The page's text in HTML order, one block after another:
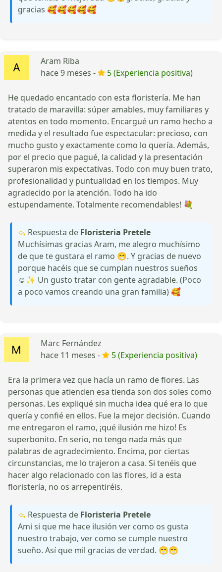
gracias 🥰🥰🥰🥰🥰
Aram Riba
hace 9 meses -
5 (Experiencia positiva)
He quedado encantado con esta floristería. Me han
tratado de maravilla: súper amables, muy familiares y
atentos en todo momento. Encargué un ramo hecho a
medida y el resultado fue espectacular: precioso, con
mucho gusto y exactamente como lo quería. Además,
por el precio que pagué, la calidad y la presentación
superaron mis expectativas. Todo con muy buen trato,
profesionalidad y puntualidad en los tiempos. Muy
agradecido por la atención. Todo ha ido
estupendamente. Totalmente recomendables! 💐
Respuesta de Floristeria Pretele
Muchísimas gracias Aram, me alegro muchísimo
de que te gustara el ramo 😁. Y gracias de nuevo
porque hacéis que se cumplan nuestros sueños
☺✨ Un gusto tratar con gente agradable. (Poco
a poco vamos creando una gran familia) 🥰
Marc Fernández
hace 11 meses -
5 (Experiencia positiva)
Era la primera vez que hacía un ramo de flores. Las
personas que atienden esa tienda son dos soles como
personas. Les expliqué sin mucha idea qué era lo que
quería y confié en ellos. Fue la mejor decisión. Cuando
me entregaron el ramo, ¡qué ilusión me hizo! Es
superbonito. En serio, no tengo nada más que
palabras de agradecimiento. Encima, por ciertas
circunstancias, me lo trajeron a casa. Si tenéis que
hacer algo relacionado con las flores, id a esta
floristería, no os arrepentiréis.
Respuesta de Floristeria Pretele
Ami si que me hace ilusión ver como os gusta
nuestro trabajo, ver como se cumple nuestro
sueño. Así que mil gracias de verdad. 😁😁